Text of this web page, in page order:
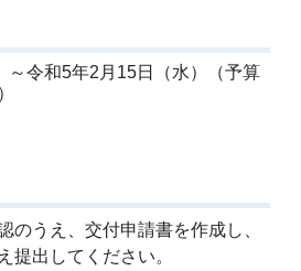
～令和5年2月15日（水）（予算
のうえ、交付申請書を作成し、
提出してください。